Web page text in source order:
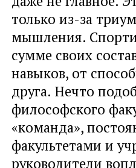
только из-за
мышления.
сумме своих
навыков, от
друга. Нечто
философского
«команда»,
факультетами и
руководители